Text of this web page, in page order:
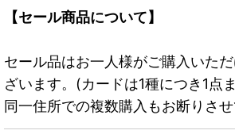
【セール商品について】
セール品はお一人様がご購入いた
ざいます。(カードは1種につき1点
同一住所での複数購入もお断りさせ